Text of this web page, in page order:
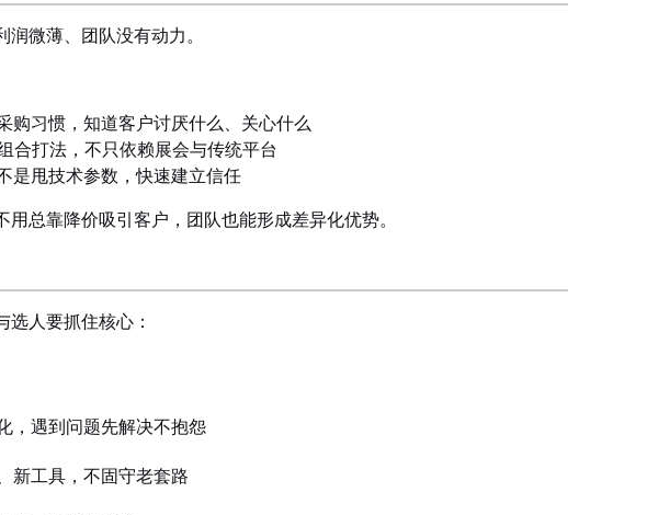
微薄、团队没有动力。
购习惯，知道客户讨厌什么、关心什么
合打法，不只依赖展会与传统平台
是甩技术参数，快速建立信任
总靠降价吸引客户，团队也能形成差异化优势。
人要抓住核心：
，遇到问题先解决不抱怨
新工具，不固守老套路